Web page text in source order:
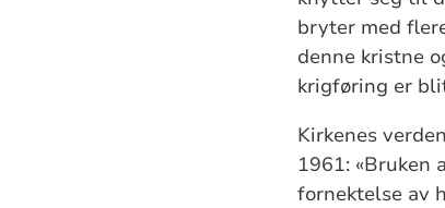
bryter med
denne kristne
krigføring er
Kirkenes
1961: «Bruken
fornektelse av